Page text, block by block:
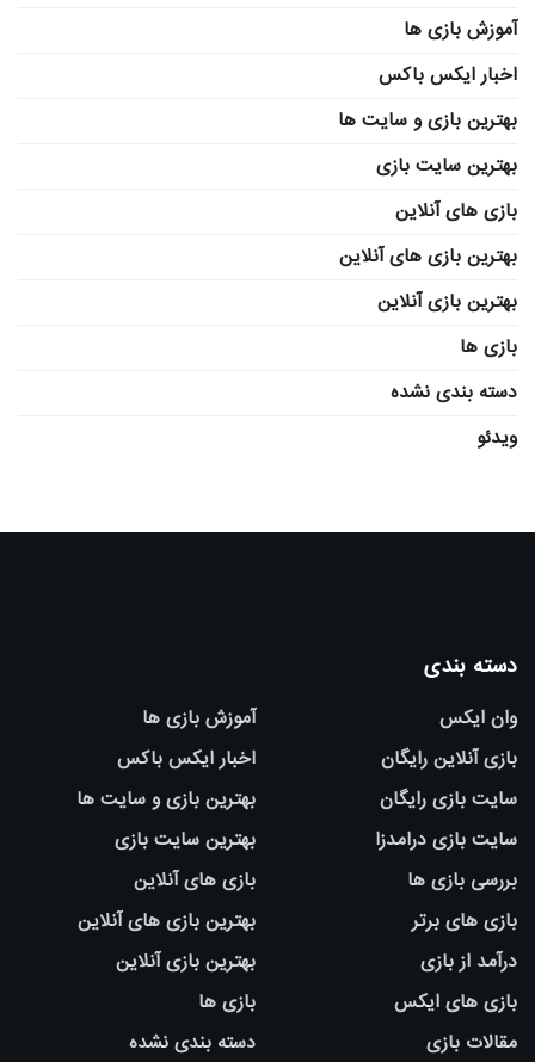
آموزش بازی ها
اخبار ایکس باکس
بهترین بازی و سایت ها
بهترین سایت بازی
بازی های آنلاین
بهترین بازی های آنلاین
بهترین بازی آنلاین
بازی ها
دسته بندی نشده
ویدئو
دسته بندی
وان ایکس
بازی آنلاین رایگان
سایت بازی رایگان
سایت بازی درامدزا
بررسی بازی ها
بازی های برتر
درآمد از بازی
بازی های ایکس
مقالات بازی
آموزش بازی ها
اخبار ایکس باکس
بهترین بازی و سایت ها
بهترین سایت بازی
بازی های آنلاین
بهترین بازی های آنلاین
بهترین بازی آنلاین
بازی ها
دسته بندی نشده